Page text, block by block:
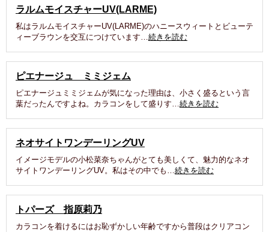
ラルムモイスチャーUV(LARME)
私はラルムモイスチャーUV(LARME)のハニースウィートとビューテ
ィーブラウンを交互につけています…続きを読む
ピエナージュ ミミジェム
ピエナージュミミジェムが気になった理由は、小さく盛るという言
葉だったんですよね。カラコンをして盛りす…続きを読む
ネオサイトワンデーリングUV
イメージモデルの小松菜奈ちゃんがとても美しくて、魅力的なネオ
サイトワンデーリングUV。私はその中でも…続きを読む
トパーズ 指原莉乃
カラコンを着けるにはお恥ずかしい年齢ですから普段はクリアコン